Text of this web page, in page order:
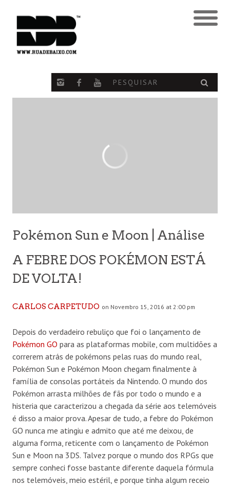
Pokémon Sun e Moon | Análise
A FEBRE DOS POKÉMON ESTÁ
DE VOLTA!
CARLOS CARPETUDO on Novembro 15, 2016 at 2:00 pm
Depois do verdadeiro rebuliço que foi o lançamento de
Pokémon GO para as plataformas mobile, com multidões a
correrem atrás de pokémons pelas ruas do mundo real,
Pokémon Sun e Pokémon Moon chegam finalmente à
família de consolas portáteis da Nintendo. O mundo dos
Pokémon arrasta milhões de fãs por todo o mundo e a
histeria que caracterizou a chegada da série aos telemóveis
é disso a maior prova. Apesar de tudo, a febre do Pokémon
GO nunca me atingiu e admito que até me deixou, de
alguma forma, reticente com o lançamento de Pokémon
Sun e Moon na 3DS. Talvez porque o mundo dos RPGs que
sempre conheci fosse bastante diferente daquela fórmula
nos telemóveis, meio estéril, e porque tinha algum receio